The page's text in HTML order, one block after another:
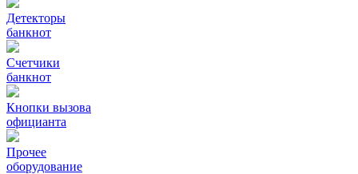
Детекторы
банкнот
Счетчики
банкнот
Кнопки вызова
официанта
Прочее
оборудование